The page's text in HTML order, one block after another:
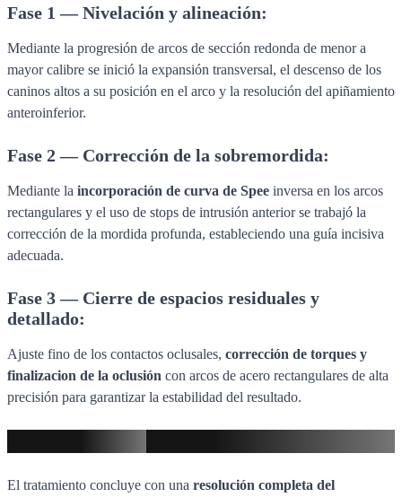
Fase 1 — Nivelación y alineación:
Mediante la progresión de arcos de sección redonda de menor a
mayor calibre se inició la expansión transversal, el descenso de los
caninos altos a su posición en el arco y la resolución del apiñamiento
anteroinferior.
Fase 2 — Corrección de la sobremordida:
Mediante la incorporación de curva de Spee inversa en los arcos
rectangulares y el uso de stops de intrusión anterior se trabajó la
corrección de la mordida profunda, estableciendo una guía incisiva
adecuada.
Fase 3 — Cierre de espacios residuales y
detallado:
Ajuste fino de los contactos oclusales, corrección de torques y
finalizacion de la oclusión con arcos de acero rectangulares de alta
precisión para garantizar la estabilidad del resultado.
El tratamiento concluye con una resolución completa del